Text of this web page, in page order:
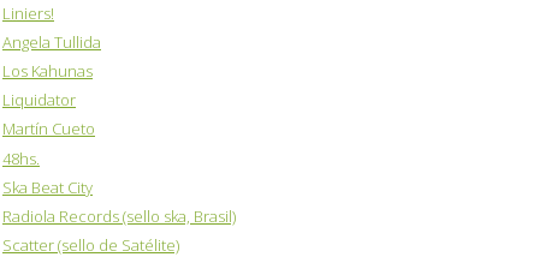
Liniers!
Angela Tullida
Los Kahunas
Liquidator
Martín Cueto
48hs.
Ska Beat City
Radiola Records (sello ska, Brasil)
Scatter (sello de Satélite)